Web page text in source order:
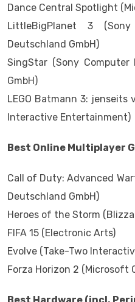
Dance Central Spotlight
LittleBigPlanet 3 (Sony
Deutschland GmbH)
SingStar (Sony
GmbH)
LEGO Batmann 3:
Interactive Entertainment)
Best Online Multiplayer
Call of Duty: Advanced
Deutschland GmbH)
Heroes of the Storm
FIFA 15 (Electronic Arts)
Evolve (Take-Two
Forza Horizon 2 (Microsoft